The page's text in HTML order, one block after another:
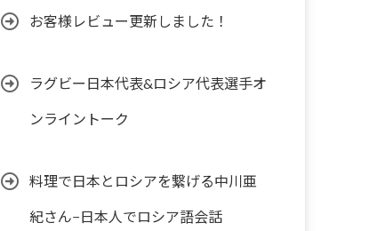
お客様レビュー更新しました！
ラグビー日本代表&ロシア代表選手オ
ンライントーク
料理で日本とロシアを繋げる中川亜
紀さん−日本人でロシア語会話